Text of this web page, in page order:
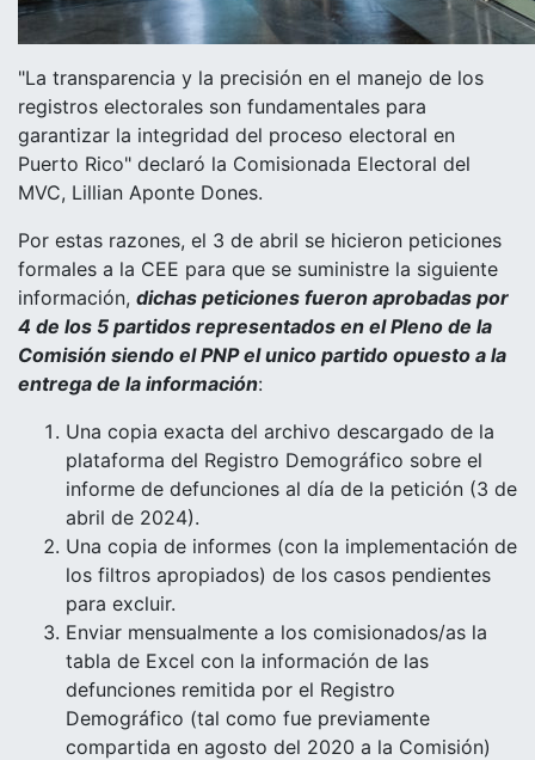
"La transparencia y la precisión en el manejo de los
registros electorales son fundamentales para
garantizar la integridad del proceso electoral en
Puerto Rico" declaró la Comisionada Electoral del
MVC, Lillian Aponte Dones.
Por estas razones, el 3 de abril se hicieron peticiones
formales a la CEE para que se suministre la siguiente
información, dichas peticiones fueron aprobadas por
4 de los 5 partidos representados en el Pleno de la
Comisión siendo el PNP el unico partido opuesto a la
entrega de la información:
Una copia exacta del archivo descargado de la
plataforma del Registro Demográfico sobre el
informe de defunciones al día de la petición (3 de
abril de 2024).
Una copia de informes (con la implementación de
los filtros apropiados) de los casos pendientes
para excluir.
Enviar mensualmente a los comisionados/as la
tabla de Excel con la información de las
defunciones remitida por el Registro
Demográfico (tal como fue previamente
compartida en agosto del 2020 a la Comisión)